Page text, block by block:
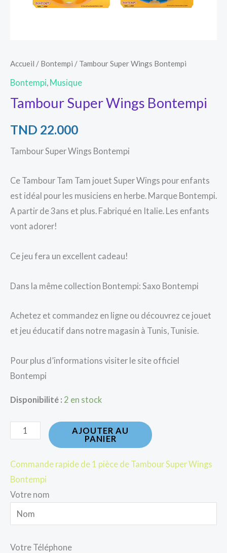
Accueil / Bontempi / Tambour Super Wings Bontempi
Bontempi Musique
Tambour Super Wings Bontempi
TND 22.000
Tambour Super Wings Bontempi
Ce Tambour Tam Tam jouet Super Wings pour enfants
est idéal pour les musiciens en herbe. Marque Bontempi.
A partir de 3ans et plus. Fabriqué en Italie. Les enfants
vont adorer!
Ce jeu fera un excellent cadeau!
Dans la même collection Bontempi: Saxo Bontempi
Achetez et commandez en ligne ou découvrez ce jouet
et jeu éducatif dans notre magasin à Tunis, Tunisie.
Pour plus d’informations visiter le site officiel
Bontempi
Disponibilité : 2 en stock
AJOUTER AU
PANIER
Commande rapide de 1 pièce de Tambour Super Wings
Bontempi
Votre nom
Votre Téléphone